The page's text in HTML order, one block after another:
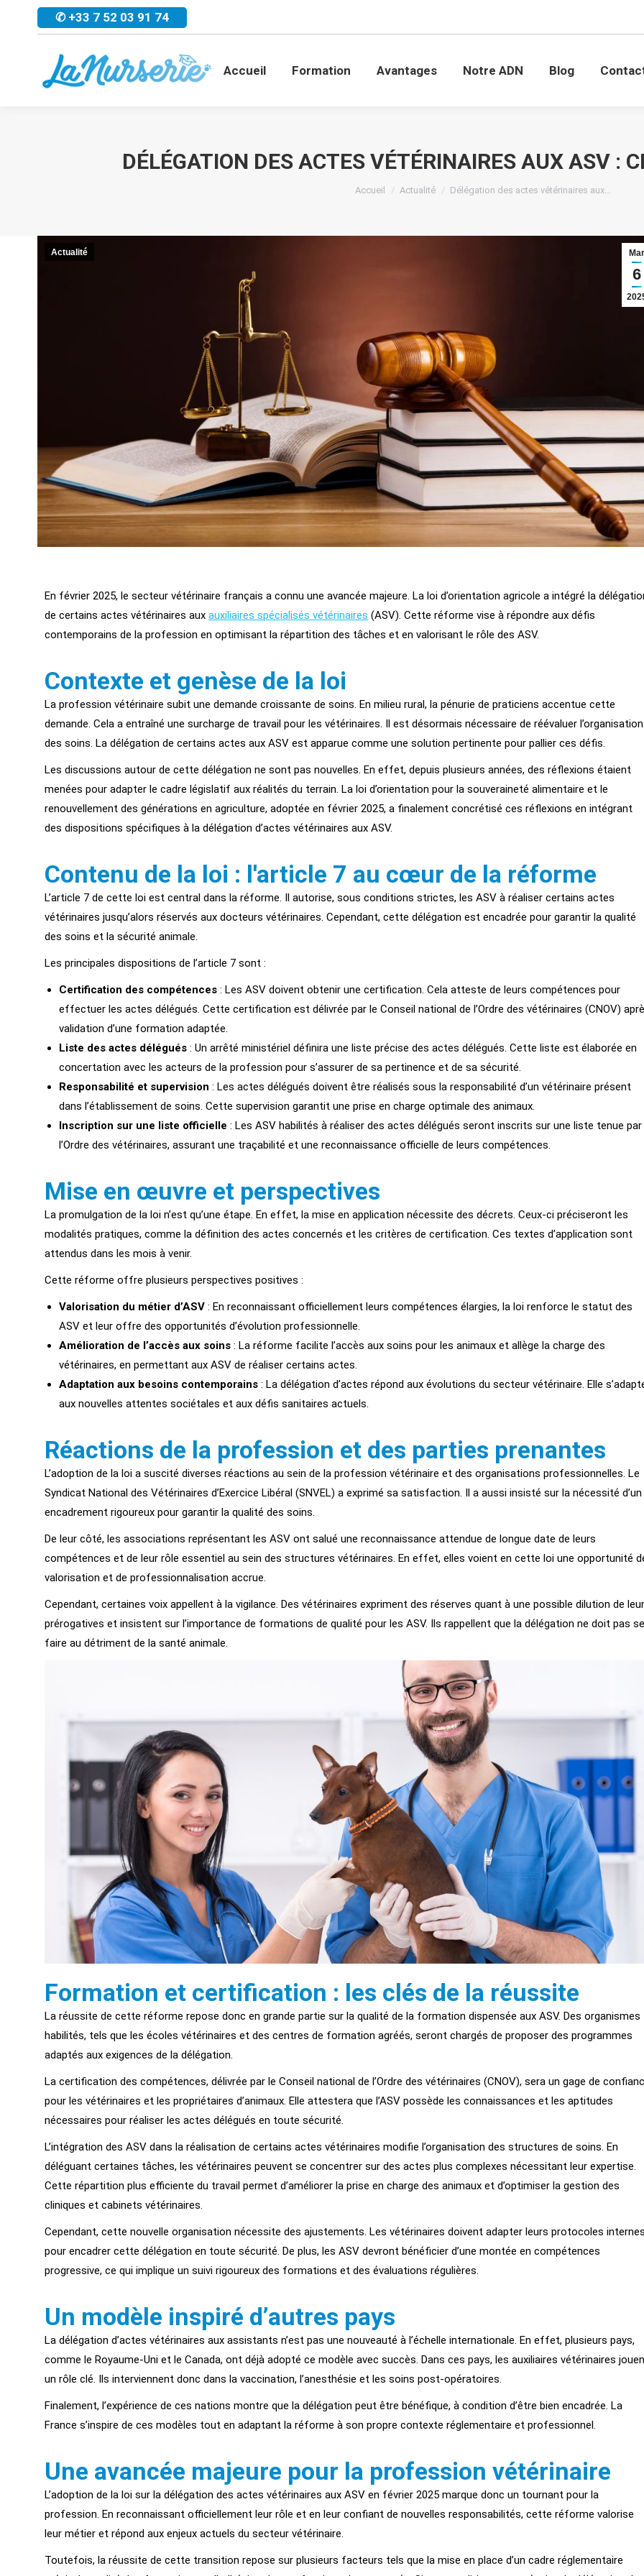
✆ +33 7 52 03 91 74
Accueil Formation Avantages Notre ADN Blog
DÉLÉGATION DES ACTES VÉTÉRINAIRES AUX ASV :
Vous êtes ici :
Accueil Actualité Délégation des actes vétérinaires aux…
Mar
6
Actualité
En février 2025, le secteur vétérinaire français a connu une avancée majeure. La loi d’orientation agricole a intégré la
de certains actes vétérinaires aux auxiliaires spécialisés vétérinaires (ASV). Cette réforme vise à répondre aux défis
contemporains de la profession en optimisant la répartition des tâches et en valorisant le rôle des ASV.
Contexte et genèse de la loi
La profession vétérinaire subit une demande croissante de soins. En milieu rural, la pénurie de praticiens accentue cette
demande. Cela a entraîné une surcharge de travail pour les vétérinaires. Il est désormais nécessaire de réévaluer l’organisation
des soins. La délégation de certains actes aux ASV est apparue comme une solution pertinente pour pallier ces défis.
Les discussions autour de cette délégation ne sont pas nouvelles. En effet, depuis plusieurs années, des réflexions étaient
menées pour adapter le cadre législatif aux réalités du terrain. La loi d’orientation pour la souveraineté alimentaire et le
renouvellement des générations en agriculture, adoptée en février 2025, a finalement concrétisé ces réflexions en intégrant
des dispositions spécifiques à la délégation d’actes vétérinaires aux ASV.
Contenu de la loi : l'article 7 au cœur de la réforme
L’article 7 de cette loi est central dans la réforme. Il autorise, sous conditions strictes, les ASV à réaliser certains actes
vétérinaires jusqu’alors réservés aux docteurs vétérinaires. Cependant, cette délégation est encadrée pour garantir la qualité
des soins et la sécurité animale.
Les principales dispositions de l’article 7 sont :
Certification des compétences : Les ASV doivent obtenir une certification. Cela atteste de leurs compétences pour
effectuer les actes délégués. Cette certification est délivrée par le Conseil national de l’Ordre des vétérinaires (CNOV)
validation d’une formation adaptée.
Liste des actes délégués : Un arrêté ministériel définira une liste précise des actes délégués. Cette liste est élaborée en
concertation avec les acteurs de la profession pour s’assurer de sa pertinence et de sa sécurité.
Responsabilité et supervision : Les actes délégués doivent être réalisés sous la responsabilité d’un vétérinaire présent
dans l’établissement de soins. Cette supervision garantit une prise en charge optimale des animaux.
Inscription sur une liste officielle : Les ASV habilités à réaliser des actes délégués seront inscrits sur une liste tenue par
l’Ordre des vétérinaires, assurant une traçabilité et une reconnaissance officielle de leurs compétences.
Mise en œuvre et perspectives
La promulgation de la loi n’est qu’une étape. En effet, la mise en application nécessite des décrets. Ceux-ci préciseront les
modalités pratiques, comme la définition des actes concernés et les critères de certification. Ces textes d’application sont
attendus dans les mois à venir.
Cette réforme offre plusieurs perspectives positives :
Valorisation du métier d’ASV : En reconnaissant officiellement leurs compétences élargies, la loi renforce le statut des
ASV et leur offre des opportunités d’évolution professionnelle.
Amélioration de l’accès aux soins : La réforme facilite l’accès aux soins pour les animaux et allège la charge des
vétérinaires, en permettant aux ASV de réaliser certains actes.
Adaptation aux besoins contemporains : La délégation d’actes répond aux évolutions du secteur vétérinaire. Elle
aux nouvelles attentes sociétales et aux défis sanitaires actuels.
Réactions de la profession et des parties prenantes
L’adoption de la loi a suscité diverses réactions au sein de la profession vétérinaire et des organisations professionnelles. Le
Syndicat National des Vétérinaires d’Exercice Libéral (SNVEL) a exprimé sa satisfaction. Il a aussi insisté sur la nécessité d’un
encadrement rigoureux pour garantir la qualité des soins.
De leur côté, les associations représentant les ASV ont salué une reconnaissance attendue de longue date de leurs
compétences et de leur rôle essentiel au sein des structures vétérinaires. En effet, elles voient en cette loi une opportunité
valorisation et de professionnalisation accrue.
Cependant, certaines voix appellent à la vigilance. Des vétérinaires expriment des réserves quant à une possible dilution de
prérogatives et insistent sur l’importance de formations de qualité pour les ASV. Ils rappellent que la délégation ne doit pas se
faire au détriment de la santé animale.
Formation et certification : les clés de la réussite
La réussite de cette réforme repose donc en grande partie sur la qualité de la formation dispensée aux ASV. Des organismes
habilités, tels que les écoles vétérinaires et des centres de formation agréés, seront chargés de proposer des programmes
adaptés aux exigences de la délégation.
La certification des compétences, délivrée par le Conseil national de l’Ordre des vétérinaires (CNOV), sera un gage de
pour les vétérinaires et les propriétaires d’animaux. Elle attestera que l’ASV possède les connaissances et les aptitudes
nécessaires pour réaliser les actes délégués en toute sécurité.
L’intégration des ASV dans la réalisation de certains actes vétérinaires modifie l’organisation des structures de soins. En
déléguant certaines tâches, les vétérinaires peuvent se concentrer sur des actes plus complexes nécessitant leur expertise.
Cette répartition plus efficiente du travail permet d’améliorer la prise en charge des animaux et d’optimiser la gestion des
cliniques et cabinets vétérinaires.
Cependant, cette nouvelle organisation nécessite des ajustements. Les vétérinaires doivent adapter leurs protocoles
pour encadrer cette délégation en toute sécurité. De plus, les ASV devront bénéficier d’une montée en compétences
progressive, ce qui implique un suivi rigoureux des formations et des évaluations régulières.
Un modèle inspiré d’autres pays
La délégation d’actes vétérinaires aux assistants n’est pas une nouveauté à l’échelle internationale. En effet, plusieurs pays,
comme le Royaume-Uni et le Canada, ont déjà adopté ce modèle avec succès. Dans ces pays, les auxiliaires vétérinaires
un rôle clé. Ils interviennent donc dans la vaccination, l’anesthésie et les soins post-opératoires.
Finalement, l’expérience de ces nations montre que la délégation peut être bénéfique, à condition d’être bien encadrée. La
France s’inspire de ces modèles tout en adaptant la réforme à son propre contexte réglementaire et professionnel.
Une avancée majeure pour la profession vétérinaire
L’adoption de la loi sur la délégation des actes vétérinaires aux ASV en février 2025 marque donc un tournant pour la
profession. En reconnaissant officiellement leur rôle et en leur confiant de nouvelles responsabilités, cette réforme valorise
leur métier et répond aux enjeux actuels du secteur vétérinaire.
Toutefois, la réussite de cette transition repose sur plusieurs facteurs tels que la mise en place d’un cadre réglementaire